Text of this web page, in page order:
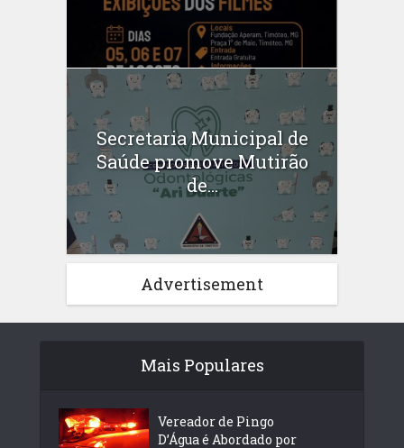
Secretaria Municipal de
Saúde promove Mutirão
de...
Advertisement
Mais Populares
Vereador de Pingo
D’Água é Abordado por